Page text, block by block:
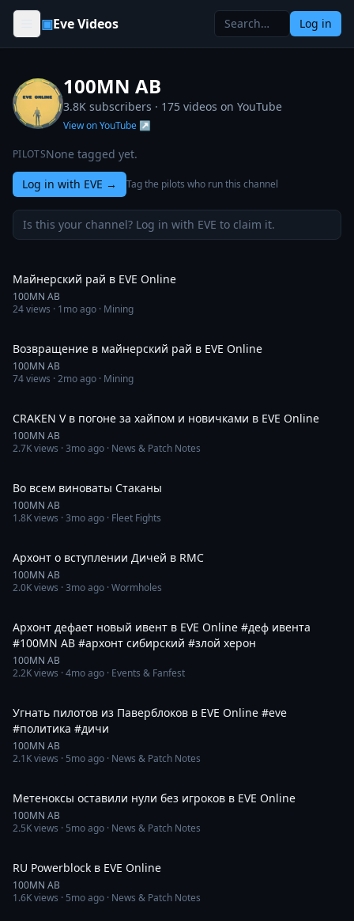
Skip to content
▣Eve Videos Log in
100MN AB
3.8K subscribers · 175 videos on YouTube
View on YouTube ↗
PILOTSNone tagged yet.
Log in with EVE → Tag the pilots who run this channel
Is this your channel? Log in with EVE to claim it.
Майнерский рай в EVE Online
100MN AB
24views · 1mo ago · Mining
Возвращение в майнерский рай в EVE Online
100MN AB
74views ·2mo ago · Mining
CRAKEN V в погоне за хайпом и новичками в EVE Online
100MN AB
2.7Kviews ·3mo ago · News & Patch Notes
Во всем виноваты Стаканы
100MN AB
1.8Kviews ·3mo ago · Fleet Fights
Архонт о вступлении Дичей в RMC
100MN AB
2.0Kviews ·3mo ago · Wormholes
Архонт дефает новый ивент в EVE Online #деф ивента
#100MN AB #aрхонт сибирский #злой херон
100MN AB
2.2Kviews ·4mo ago · Events & Fanfest
Угнать пилотов из Паверблоков в EVE Online #eve
#политика #дичи
100MN AB
2.1Kviews · 5mo ago · News & Patch Notes
Метеноксы оставили нули без игроков в EVE Online
100MN AB
2.5Kviews · 5mo ago · News & Patch Notes
RU Powerblock в EVE Online
100MN AB
1.6Kviews · 5mo ago · News & Patch Notes